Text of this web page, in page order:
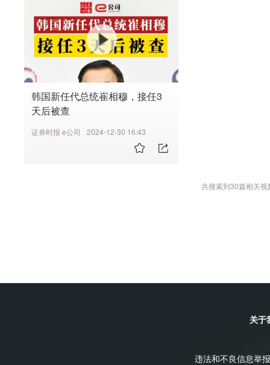
00:06
韩国新任代总统崔相穆，接任3
天后被查
证券时报·e公司 2024-12-30 16:43
共搜索到30篇相关视
关于
违法和不良信息举